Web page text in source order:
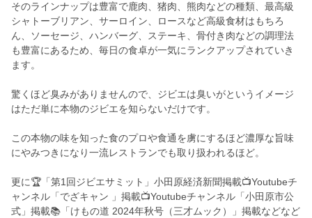
そのラインナップは豊富で鹿肉、猪肉、熊肉などの種類、最高級
シャトーブリアン、サーロイン、ロースなど高級食材はもちろ
ん、ソーセージ、ハンバーグ、ステーキ、骨付き肉などの調理法
も豊富にあるため、毎日の食卓が一気にランクアップされていき
ます。
驚くほど臭みがありませんので、ジビエは臭いがというイメージ
はただ単に本物のジビエを知らないだけです。
この本物の味を知った食のプロや食通を虜にするほど濃厚な旨味
にやみつきになり一流レストランでも取り扱われるほど。
更に🏆「第1回ジビエサミット」小田原経済新聞掲載📺Youtubeチ
ャンネル「でざキャン 」掲載📺Youtubeチャンネル「小田原市公
式」掲載📚「けもの道 2024年秋号（三才ムック）」掲載などなど